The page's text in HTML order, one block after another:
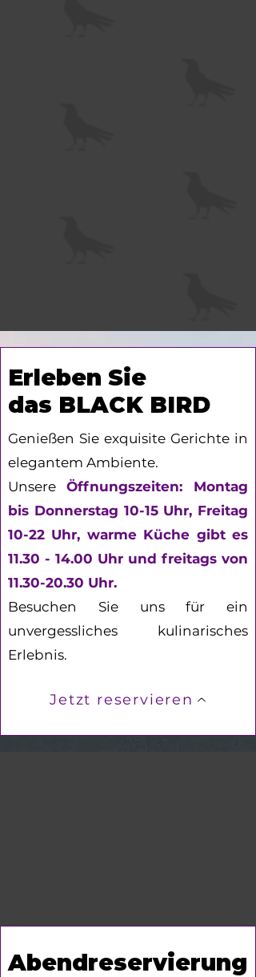
Erleben Sie
das BLACK BIRD
Genießen Sie exquisite Gerichte in
elegantem Ambiente.
Unsere Öffnungszeiten: Montag
bis Donnerstag 10-15 Uhr, Freitag
10-22 Uhr, warme Küche gibt es
11.30 - 14.00 Uhr und freitags von
11.30-20.30 Uhr.
Besuchen Sie uns für ein
unvergessliches kulinarisches
Erlebnis.
Jetzt reservieren
Abendreservierung